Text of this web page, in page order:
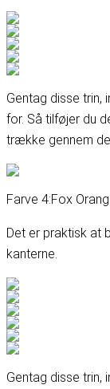
Gentag disse trin,
for. Så tilføjer du
trække gennem
Farve 4:Fox
Det er praktisk at
kanterne.
Gentag disse trin,